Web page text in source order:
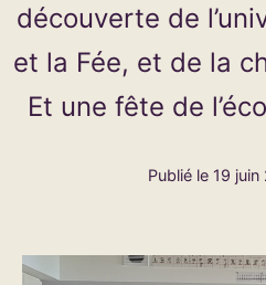
découverte de
et la Fée, et de la
Et une fête de
Publié le 19 juin